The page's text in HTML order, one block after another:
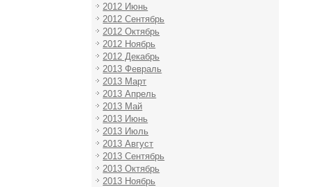
2012 Июнь
2012 Сентябрь
2012 Октябрь
2012 Ноябрь
2012 Декабрь
2013 Февраль
2013 Март
2013 Апрель
2013 Май
2013 Июнь
2013 Июль
2013 Август
2013 Сентябрь
2013 Октябрь
2013 Ноябрь